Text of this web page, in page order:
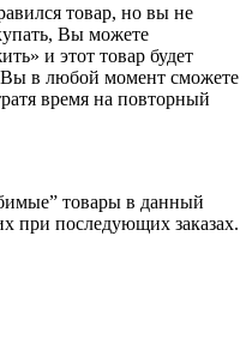
товар, но вы не
Вы можете
и этот товар будет
Вы в любой момент сможете
время на повторный
товары в данный
при последующих заказах.